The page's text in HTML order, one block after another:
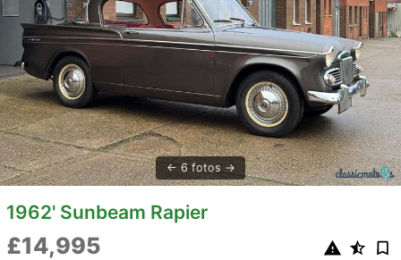
6 fotos
1962' Sunbeam Rapier
£14,995